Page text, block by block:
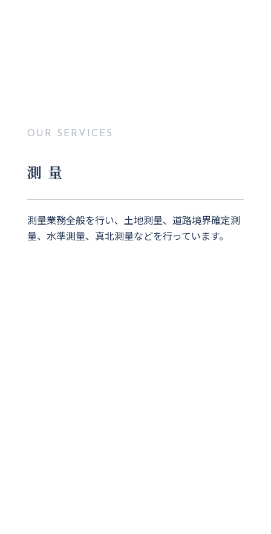
OUR SERVICES
測量
測量業務全般を行い、土地測量、道路境界確定測
量、水準測量、真北測量などを行っています。